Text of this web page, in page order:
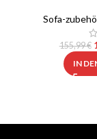
Sofa-
155,99€
IN